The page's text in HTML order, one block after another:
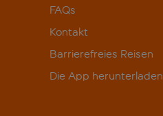
FAQs
Kontakt
Barrierefreies Reisen
Die App herunterladen